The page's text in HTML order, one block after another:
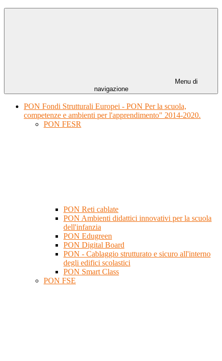
Menu di
navigazione
PON Fondi Strutturali Europei - PON Per la scuola,
competenze e ambienti per l'apprendimento" 2014-2020.
PON FESR
PON Reti cablate
PON Ambienti didattici innovativi per la scuola
dell'infanzia
PON Edugreen
PON Digital Board
PON - Cablaggio strutturato e sicuro all'interno
degli edifici scolastici
PON Smart Class
PON FSE